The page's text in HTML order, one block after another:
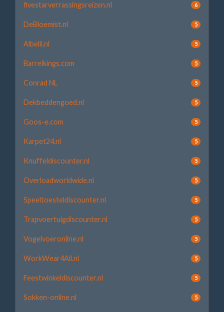
fivestarverrassingsreizen.nl 6
DeBloemist.nl 5
Albelli.nl 5
Barrelkings.com 5
Conrad NL 5
Dekbeddengoed.nl 5
Goos-e.com 5
Karpet24.nl 5
Knuffeldiscounter.nl 5
Overloadworldwide.nl 5
Speeltoesteldiscounter.nl 5
Trapvoertuigdiscounter.nl 5
Vogelvoeronline.nl 5
WorkWear4All.nl 5
Feestwinkeldiscounter.nl 5
Sokken-online.nl 5